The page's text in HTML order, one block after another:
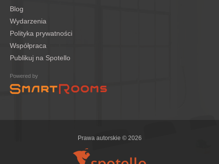
Blog
Wydarzenia
Polityka prywatności
Współpraca
Publikuj na Spotello
Powered by
Prawa autorskie © 2026